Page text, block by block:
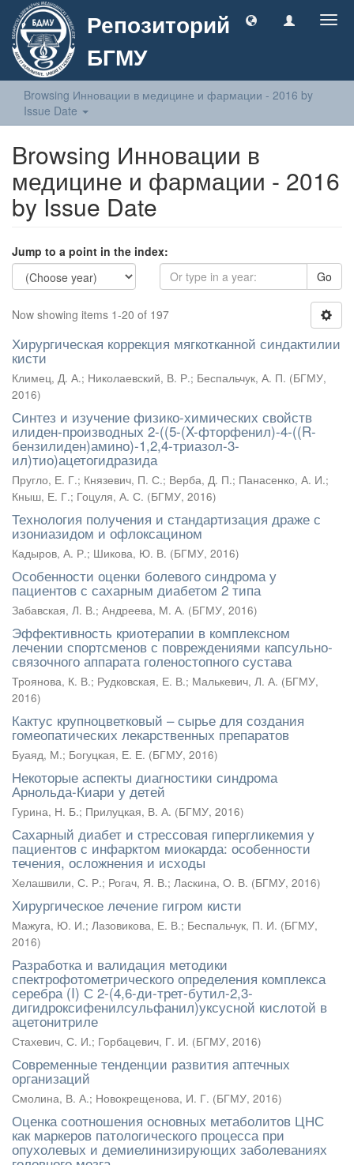
Репозиторий
БГМУ
Browsing Инновации в медицине и фармации - 2016 by
Issue Date
Browsing Инновации в
медицине и фармации - 2016
by Issue Date
Jump to a point in the index:
Go
Now showing items 1-20 of 197
Хирургическая коррекция мягкотканной синдактилии
кисти
Климец, Д. А.; Николаевский, В. Р.; Беспальчук, А. П. (БГМУ,
2016)
Синтез и изучение физико-химических свойств
илиден-производных 2-((5-(X-фторфенил)-4-((R-
бензилиден)амино)-1,2,4-триазол-3-
ил)тио)ацетогидразида
Пругло, Е. Г.; Князевич, П. С.; Верба, Д. П.; Панасенко, А. И.;
Кныш, Е. Г.; Гоцуля, А. С. (БГМУ, 2016)
Технология получения и стандартизация драже с
изониазидом и офлоксацином
Кадыров, А. Р.; Шикова, Ю. В. (БГМУ, 2016)
Особенности оценки болевого синдрома у
пациентов с сахарным диабетом 2 типа
Забавская, Л. В.; Андреева, М. А. (БГМУ, 2016)
Эффективность криотерапии в комплексном
лечении спортсменов с повреждениями капсульно-
связочного аппарата голеностопного сустава
Троянова, К. В.; Рудковская, Е. В.; Малькевич, Л. А. (БГМУ,
2016)
Кактус крупноцветковый – сырье для создания
гомеопатических лекарственных препаратов
Буаяд, М.; Богуцкая, Е. Е. (БГМУ, 2016)
Некоторые аспекты диагностики синдрома
Арнольда-Киари у детей
Гурина, Н. Б.; Прилуцкая, В. А. (БГМУ, 2016)
Сахарный диабет и стрессовая гипергликемия у
пациентов с инфарктом миокарда: особенности
течения, осложнения и исходы
Хелашвили, С. Р.; Рогач, Я. В.; Ласкина, О. В. (БГМУ, 2016)
Хирургическое лечение гигром кисти
Мажуга, Ю. И.; Лазовикова, Е. В.; Беспальчук, П. И. (БГМУ,
2016)
Разработка и валидация методики
спектрофотометрического определения комплекса
серебра (I) С 2-(4,6-ди-трет-бутил-2,3-
дигидроксифенилсульфанил)уксусной кислотой в
ацетонитриле
Стахевич, С. И.; Горбацевич, Г. И. (БГМУ, 2016)
Современные тенденции развития аптечных
организаций
Смолина, В. А.; Новокрещенова, И. Г. (БГМУ, 2016)
Оценка соотношения основных метаболитов ЦНС
как маркеров патологического процесса при
опухолевых и демиелинизирующих заболеваниях